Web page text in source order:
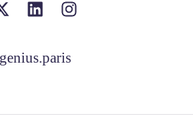
genius.paris